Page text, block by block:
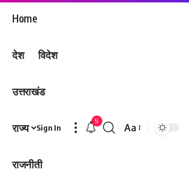
Home
देश विदेश
उत्तराखंड
राज्य
राजनीती
Sign In
5
Font
Aa